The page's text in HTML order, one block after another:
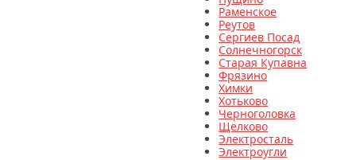
Раменское
Реутов
Сергиев Посад
Солнечногорск
Старая Купавна
Фрязино
Химки
Хотьково
Черноголовка
Щелково
Электросталь
Электроугли